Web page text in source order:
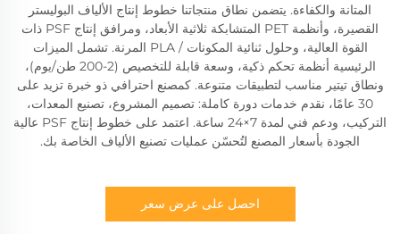
المتانة والكفاءة. يتضمن نطاق منتجاتنا خطوط إنتاج الألياف البوليستر
القصيرة، وأنظمة PET المتشابكة ثلاثية الأبعاد، ومرافق إنتاج PSF ذات
القوة العالية، وحلول ثنائية المكونات / PLA المرنة. تشمل الميزات
الرئيسية أنظمة تحكم ذكية، وسعة قابلة للتخصيص (2-200 طن/يوم)،
ونطاق تيتير مناسب لتطبيقات متنوعة. كمصنع احترافي ذو خبرة تزيد على
30 عامًا، نقدم خدمات دورة كاملة: تصميم المشروع، تصنيع المعدات،
التركيب، ودعم فني لمدة 7×24 ساعة. اعتمد على خطوط إنتاج PSF عالية
الجودة بأسعار المصنع لتُحسّن عمليات تصنيع الألياف الخاصة بك.
احصل على عرض سعر